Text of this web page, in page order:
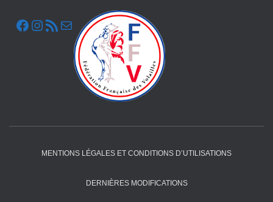
FACEBOOK INSTAGRAM FLUX RSS
MENTIONS LÉGALES ET CONDITIONS D’UTILISATIONS
DERNIÈRES MODIFICATIONS